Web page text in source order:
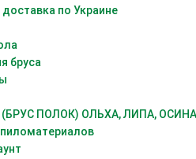
по Украине
бруса
ПОЛОК) ОЛЬХА, ЛИПА,